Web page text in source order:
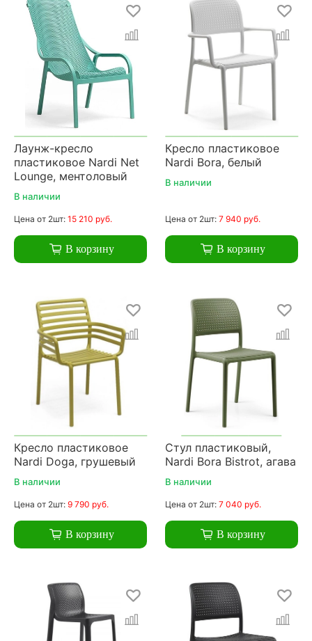
Лаунж-кресло
пластиковое Nardi Net
Lounge, ментоловый
В наличии
Цена от 2шт: 15 210 руб.
В корзину
Кресло пластиковое
Nardi Bora, белый
В наличии
Цена от 2шт: 7 940 руб.
В корзину
Кресло пластиковое
Nardi Doga, грушевый
В наличии
Цена от 2шт: 9 790 руб.
В корзину
Стул пластиковый,
Nardi Bora Bistrot, агава
В наличии
Цена от 2шт: 7 040 руб.
В корзину